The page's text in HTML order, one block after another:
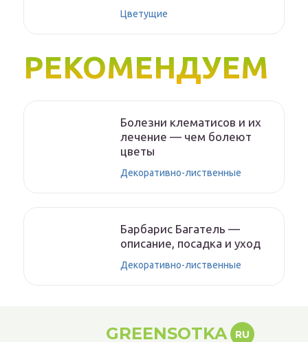
Цветущие
РЕКОМЕНДУЕМ
Болезни клематисов и их
лечение — чем болеют
цветы
Декоративно-лиственные
Барбарис Багатель —
описание, посадка и уход
Декоративно-лиственные
GREENSOTKA RU